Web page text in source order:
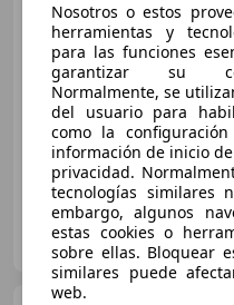
07/2025 4.615 km
VISAUTO ALICANTE
ES-3820 CONCENTAINA
Nosotros o estos
herramientas y
para las funciones
garantizar su
Normalmente, se
del usuario para
como la
información de inicio
privacidad.
tecnologías similares
embargo, algunos
estas cookies o
sobre ellas. Bloquear
similares puede
web.